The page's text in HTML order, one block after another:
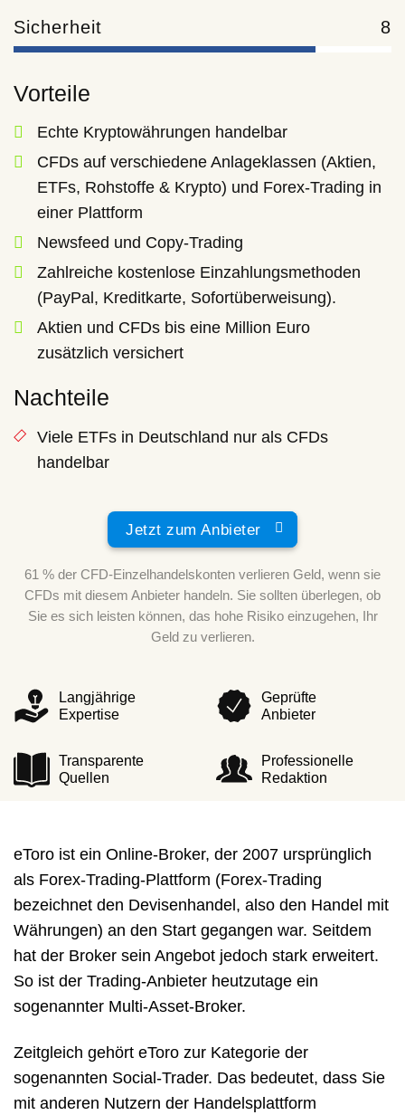
Sicherheit 8
Vorteile
Echte Kryptowährungen handelbar
CFDs auf verschiedene Anlageklassen (Aktien,
ETFs, Rohstoffe & Krypto) und Forex-Trading in
einer Plattform
Newsfeed und Copy-Trading
Zahlreiche kostenlose Einzahlungsmethoden
(PayPal, Kreditkarte, Sofortüberweisung).
Aktien und CFDs bis eine Million Euro
zusätzlich versichert
Nachteile
Viele ETFs in Deutschland nur als CFDs
handelbar
Jetzt zum Anbieter
61 % der CFD-Einzelhandelskonten verlieren Geld, wenn sie
CFDs mit diesem Anbieter handeln. Sie sollten überlegen, ob
Sie es sich leisten können, das hohe Risiko einzugehen, Ihr
Geld zu verlieren.
Langjährige
Expertise
Geprüfte
Anbieter
Transparente
Quellen
Professionelle
Redaktion
eToro ist ein Online-Broker, der 2007 ursprünglich
als Forex-Trading-Plattform (Forex-Trading
bezeichnet den Devisenhandel, also den Handel mit
Währungen) an den Start gegangen war. Seitdem
hat der Broker sein Angebot jedoch stark erweitert.
So ist der Trading-Anbieter heutzutage ein
sogenannter Multi-Asset-Broker.
Zeitgleich gehört eToro zur Kategorie der
sogenannten Social-Trader. Das bedeutet, dass Sie
mit anderen Nutzern der Handelsplattform